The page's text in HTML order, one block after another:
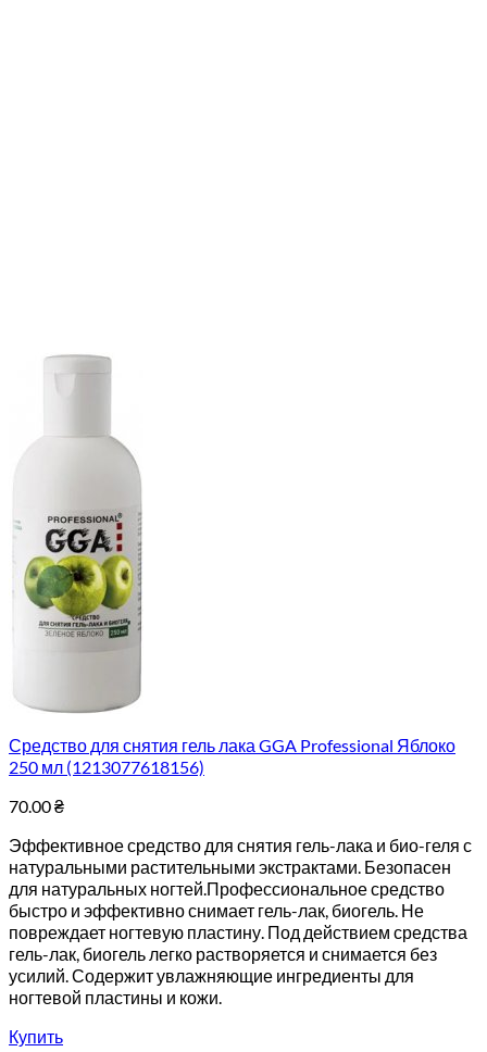
Средство для снятия гель лака GGA Professional Яблоко
250 мл (1213077618156)
70.00₴
Эффективное средство для снятия гель-лака и био-геля с
натуральными растительными экстрактами. Безопасен
для натуральных ногтей.Профессиональное средство
быстро и эффективно снимает гель-лак, биогель. Не
повреждает ногтевую пластину. Под действием средства
гель-лак, биогель легко растворяется и снимается без
усилий. Содержит увлажняющие ингредиенты для
ногтевой пластины и кожи.
Купить